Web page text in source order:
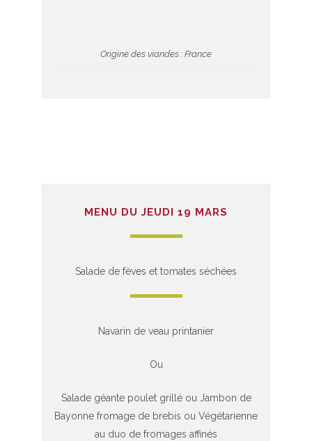
Origine des viandes : France
MENU DU JEUDI 19 MARS
Salade de fèves et tomates séchées
Navarin de veau printanier
Ou
Salade géante poulet grillé ou Jambon de
Bayonne fromage de brebis ou Végétarienne
au duo de fromages affinés